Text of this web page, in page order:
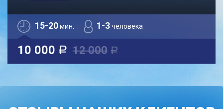
15-20мин. 1-3человека
10 000 a 12 000 a